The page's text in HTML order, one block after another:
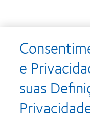
Learn
more
about
Prémio
Silmo
d’Or
para
o
Learn
e
suas